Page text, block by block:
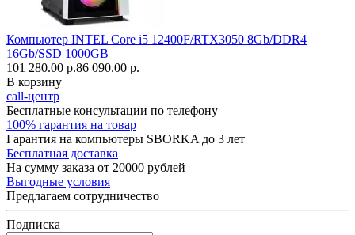
Компьютер INTEL Core i5 12400F/RTX3050 8Gb/DDR4
16Gb/SSD 1000GB
101 280.00 р.86 090.00 р.
В корзину
call-центр
Бесплатные консультации по телефону
100% гарантия на товар
Гарантия на компьютеры SBORKA до 3 лет
Бесплатная доставка
На сумму заказа от 20000 рублей
Выгодные условия
Предлагаем сотрудничество
Подписка